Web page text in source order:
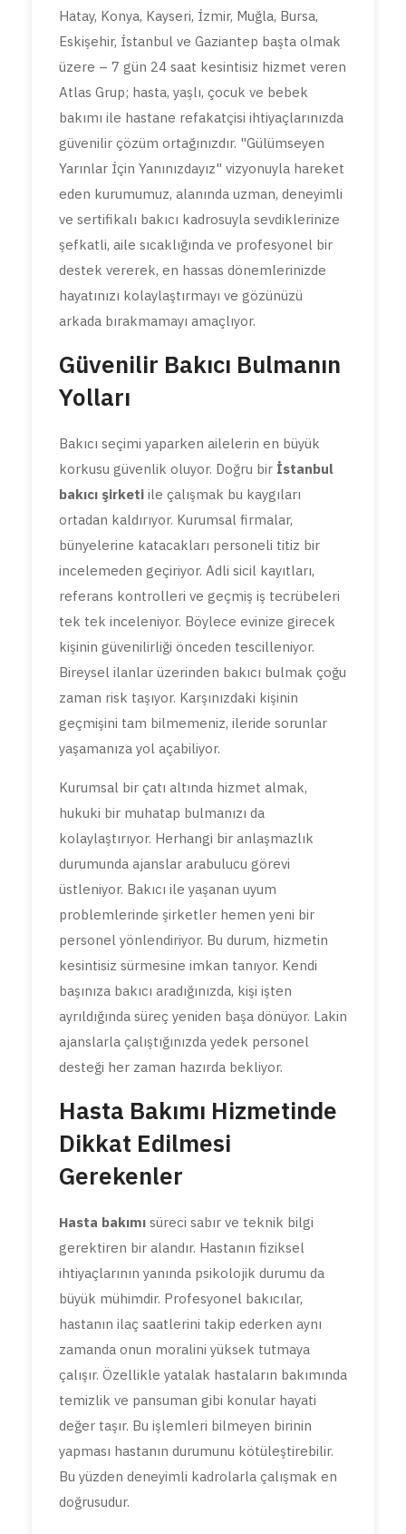
Hatay, Konya, Kayseri, İzmir, Muğla, Bursa,
Eskişehir, İstanbul ve Gaziantep başta olmak
üzere – 7 gün 24 saat kesintisiz hizmet veren
Atlas Grup; hasta, yaşlı, çocuk ve bebek
bakımı ile hastane refakatçisi ihtiyaçlarınızda
güvenilir çözüm ortağınızdır. "Gülümseyen
Yarınlar İçin Yanınızdayız" vizyonuyla hareket
eden kurumumuz, alanında uzman, deneyimli
ve sertifikalı bakıcı kadrosuyla sevdiklerinize
şefkatli, aile sıcaklığında ve profesyonel bir
destek vererek, en hassas dönemlerinizde
hayatınızı kolaylaştırmayı ve gözünüzü
arkada bırakmamayı amaçlıyor.
Güvenilir Bakıcı Bulmanın
Yolları
Bakıcı seçimi yaparken ailelerin en büyük
korkusu güvenlik oluyor. Doğru bir İstanbul
bakıcı şirketi ile çalışmak bu kaygıları
ortadan kaldırıyor. Kurumsal firmalar,
bünyelerine katacakları personeli titiz bir
incelemeden geçiriyor. Adli sicil kayıtları,
referans kontrolleri ve geçmiş iş tecrübeleri
tek tek inceleniyor. Böylece evinize girecek
kişinin güvenilirliği önceden tescilleniyor.
Bireysel ilanlar üzerinden bakıcı bulmak çoğu
zaman risk taşıyor. Karşınızdaki kişinin
geçmişini tam bilmemeniz, ileride sorunlar
yaşamanıza yol açabiliyor.
Kurumsal bir çatı altında hizmet almak,
hukuki bir muhatap bulmanızı da
kolaylaştırıyor. Herhangi bir anlaşmazlık
durumunda ajanslar arabulucu görevi
üstleniyor. Bakıcı ile yaşanan uyum
problemlerinde şirketler hemen yeni bir
personel yönlendiriyor. Bu durum, hizmetin
kesintisiz sürmesine imkan tanıyor. Kendi
başınıza bakıcı aradığınızda, kişi işten
ayrıldığında süreç yeniden başa dönüyor. Lakin
ajanslarla çalıştığınızda yedek personel
desteği her zaman hazırda bekliyor.
Hasta Bakımı Hizmetinde
Dikkat Edilmesi
Gerekenler
Hasta bakımı süreci sabır ve teknik bilgi
gerektiren bir alandır. Hastanın fiziksel
ihtiyaçlarının yanında psikolojik durumu da
büyük mühimdir. Profesyonel bakıcılar,
hastanın ilaç saatlerini takip ederken aynı
zamanda onun moralini yüksek tutmaya
çalışır. Özellikle yatalak hastaların bakımında
temizlik ve pansuman gibi konular hayati
değer taşır. Bu işlemleri bilmeyen birinin
yapması hastanın durumunu kötüleştirebilir.
Bu yüzden deneyimli kadrolarla çalışmak en
doğrusudur.